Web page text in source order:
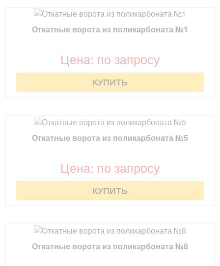
Откатные ворота из поликарбоната №1
Цена: по запросу
КУПИТЬ
Откатные ворота из поликарбоната №5
Цена: по запросу
КУПИТЬ
Откатные ворота из поликарбоната №8